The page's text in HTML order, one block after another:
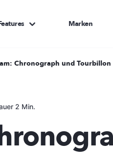
Marken
Chronograph und Tourbillon
2 Min.